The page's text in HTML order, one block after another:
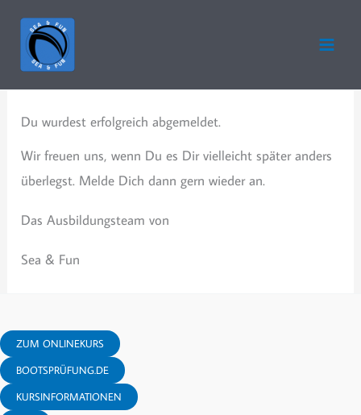
Inhalt
springen
Du wurdest erfolgreich abgemeldet.
Wir freuen uns, wenn Du es Dir vielleicht später anders
überlegst. Melde Dich dann gern wieder an.
Das Ausbildungsteam von
Sea & Fun
ZUM ONLINEKURS
BOOTSPRÜFUNG.DE
KURSINFORMATIONEN